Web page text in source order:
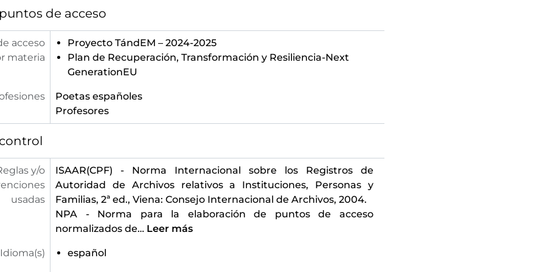
de acceso
acceso
materia
Proyecto TándEM – 2024-2025
Plan de Recuperación, Transformación y Resiliencia-Next
GenerationEU
Poetas españoles
Profesores
y/o
usadas
ISAAR(CPF) - Norma Internacional sobre los Registros de
Autoridad de Archivos relativos a Instituciones, Personas y
Familias, 2ª ed., Viena: Consejo Internacional de Archivos, 2004.
NPA - Norma para la elaboración de puntos de acceso
normalizados de… Leer más
Idioma(s) español